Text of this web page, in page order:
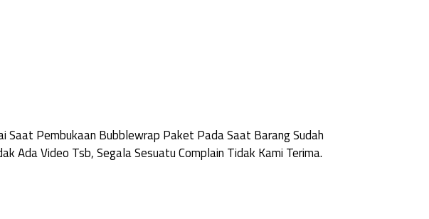
Saat Pembukaan Bubblewrap Paket Pada Saat Barang Sudah
Ada Video Tsb, Segala Sesuatu Complain Tidak Kami Terima.